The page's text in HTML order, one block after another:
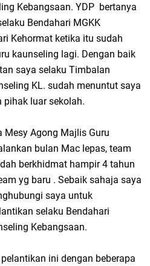
Kebangsaan. YDP bertanya
Bendahari MGKK
Kehormat ketika itu sudah
kaunseling lagi. Dengan baik
saya selaku Timbalan
KL. sudah menuntut saya
luar sekolah.
Agong Majlis Guru
bulan Mac lepas, team
berkhidmat hampir 4 tahun
yg baru . Sebaik sahaja saya
saya untuk
selaku Bendahari
Kebangsaan.
ini dengan beberapa